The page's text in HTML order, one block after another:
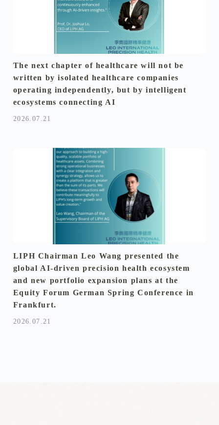
The next chapter of healthcare will not be
written by isolated healthcare companies
operating independently, but by intelligent
ecosystems connecting AI
2026.07.21
LIPH Chairman Leo Wang presented the
global AI-driven precision health ecosystem
and new portfolio expansion plans at the
Equity Forum German Spring Conference in
Frankfurt.
2026.07.21